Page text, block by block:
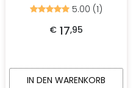
Bewertet
5.00
von
5.00 (1)
€ 17,95
IN DEN WARENKORB